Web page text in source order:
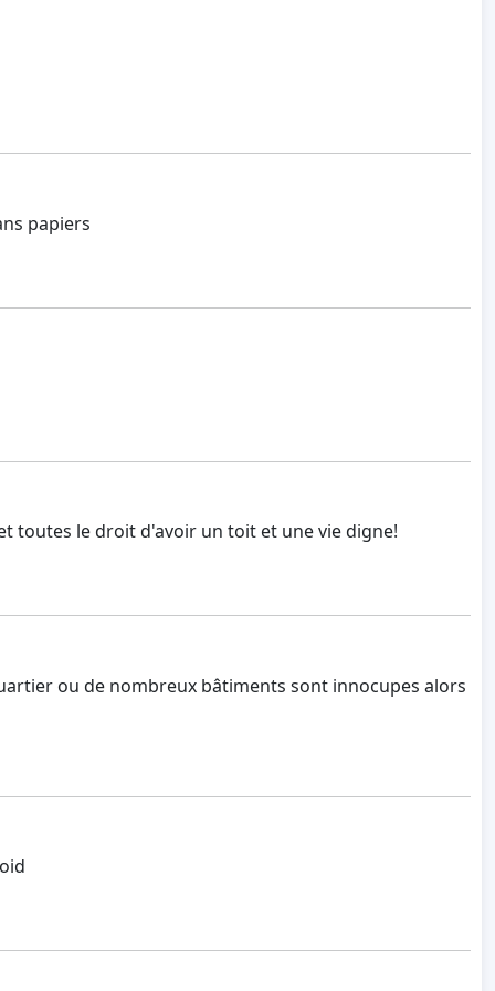
papiers
toutes le droit d'avoir un toit et une vie digne!
ou de nombreux bâtiments sont innocupes alors